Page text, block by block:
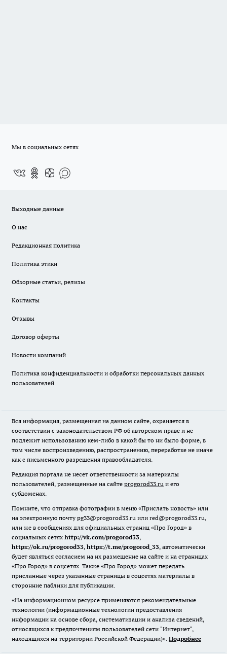
Мы в социальных сетях
Выходные данные
О нас
Редакционная политика
Политика этики
Обзорные статьи, релизы
Контакты
Отзывы
Договор оферты
Новости компаний
Политика конфиденциальности и обработки персональных данных
пользователей
Вся информация, размещенная на данном сайте, охраняется в
соответствии с законодательством РФ об авторском праве и не
подлежит использованию кем-либо в какой бы то ни было форме, в
том числе воспроизведению, распространению, переработке не иначе
как с письменного разрешения правообладателя.
Редакция портала не несет ответственности за материалы
пользователей, размещенные на сайте progorod33.ru и его
субдоменах.
Помните, что отправка фотографии в меню «Прислать новость» или
на электронную почту pg33@progorod33.ru или red@progorod33.ru,
или же в сообщениях для официальных страниц «Про Город» в
социальных сетях http://vk.com/progorod33,
https://ok.ru/progorod33, https://t.me/progorod_33, автоматически
будет являться согласием на их размещение на сайте и на страницах
«Про Город» в соцсетях. Также «Про Город» может передать
присланные через указанные страницы в соцсетях материалы в
сторонние паблики для публикации.
«На информационном ресурсе применяются рекомендательные
технологии (информационные технологии предоставления
информации на основе сбора, систематизации и анализа сведений,
относящихся к предпочтениям пользователей сети "Интернет",
находящихся на территории Российской Федерации)». Подробнее